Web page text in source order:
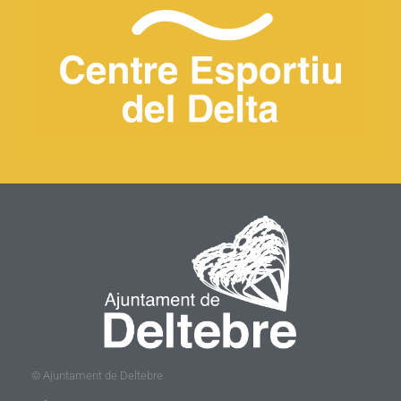
© Ajuntament de Deltebre